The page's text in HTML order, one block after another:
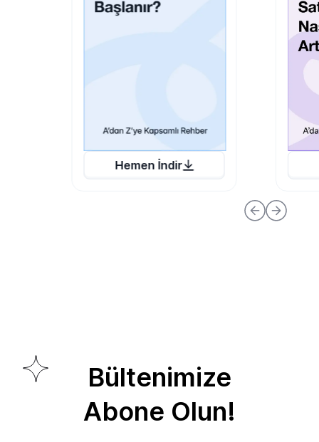
Hemen İndir
Bültenimize
Abone Olun!